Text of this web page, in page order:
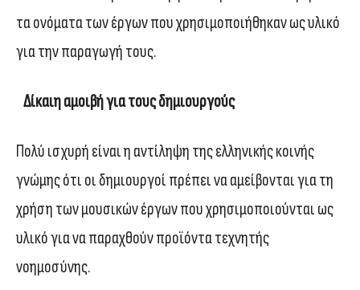
τα ονόματα των έργων που χρησιμοποιήθηκαν ως υλικό
για την παραγωγή τους.
Δίκαιη αμοιβή για τους δημιουργούς
Πολύ ισχυρή είναι η αντίληψη της ελληνικής κοινής
γνώμης ότι οι δημιουργοί πρέπει να αμείβονται για τη
χρήση των μουσικών έργων που χρησιμοποιούνται ως
υλικό για να παραχθούν προϊόντα τεχνητής
νοημοσύνης.